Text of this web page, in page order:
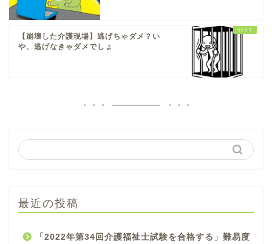
【崩壊した介護現場】逃げちゃダメ？い
や、逃げなきゃダメでしょ
最近の投稿
「2022年第34回介護福祉士試験を合格する」難易度